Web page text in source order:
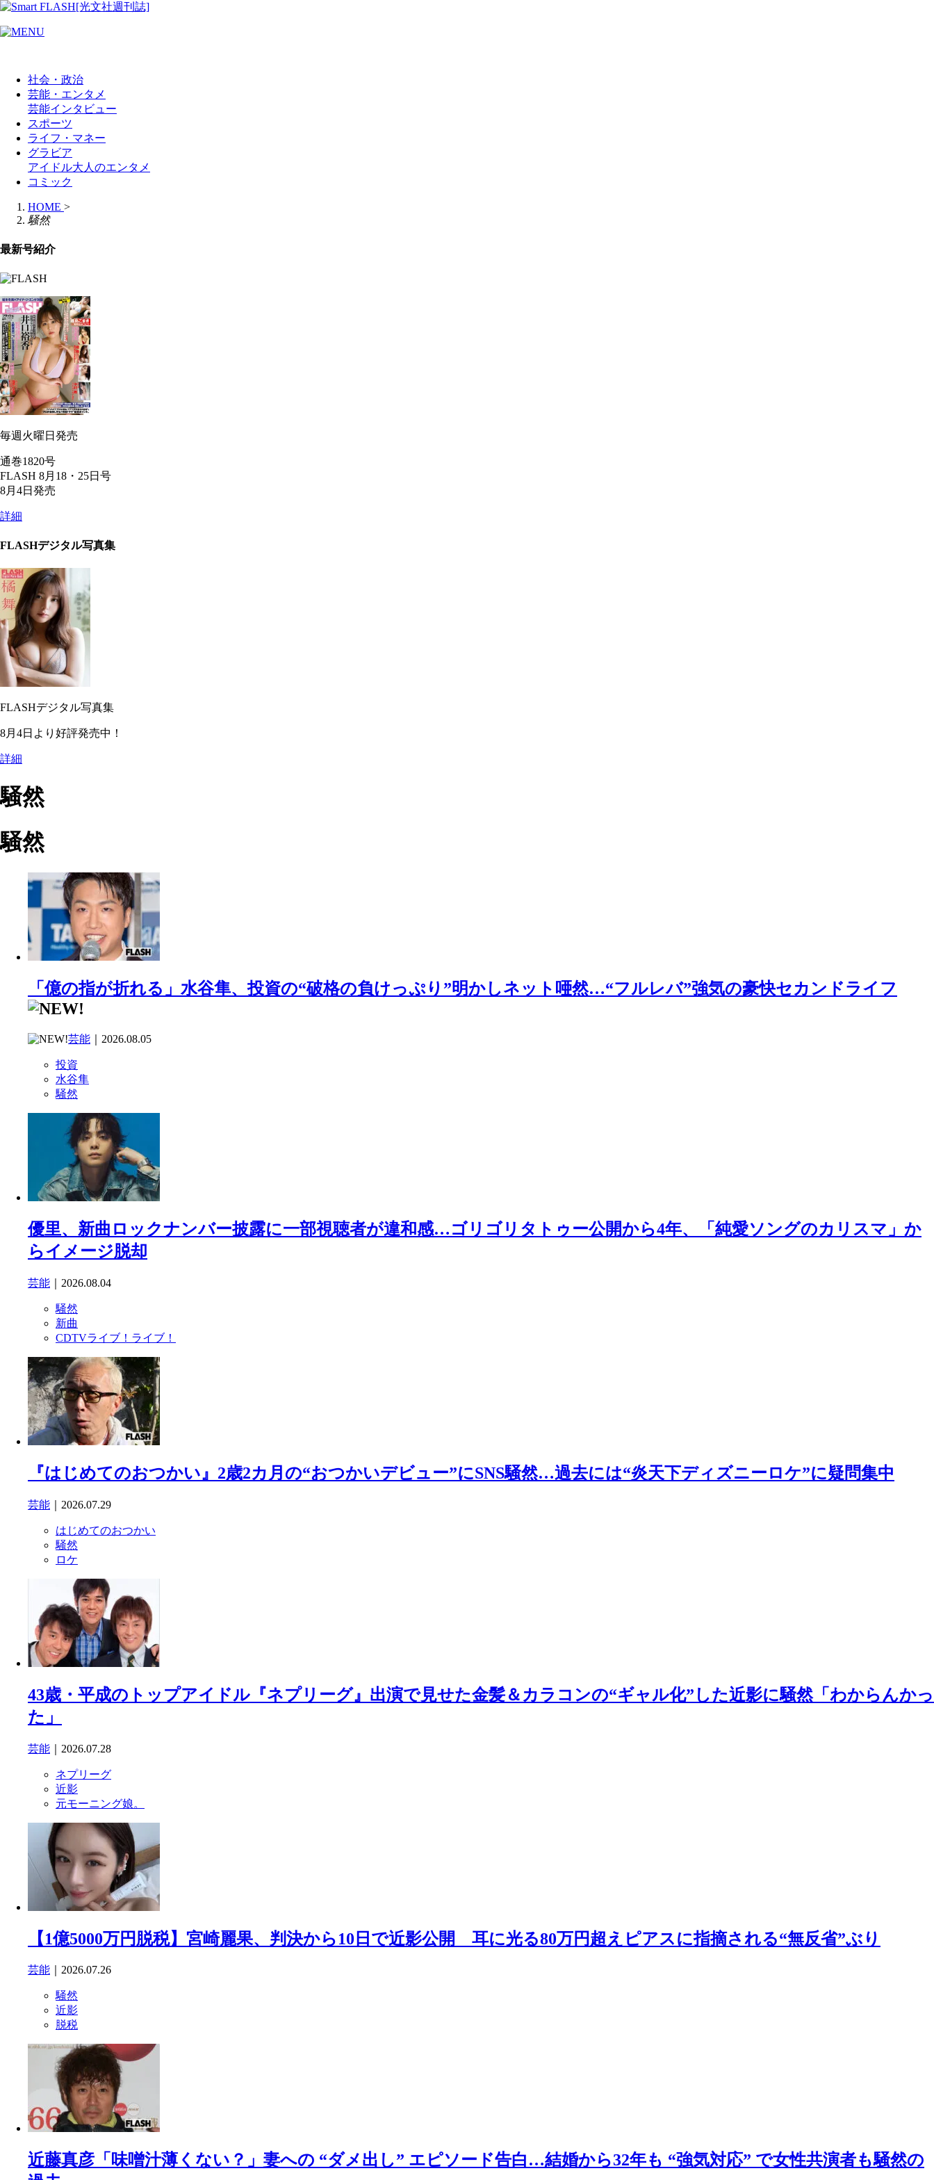
社会・政治
芸能・エンタメ
芸能インタビュー
スポーツ
ライフ・マネー
グラビア
アイドル大人のエンタメ
コミック
HOME >
騒然
最新号紹介
毎週火曜日発売
通巻1820号
FLASH 8月18・25日号
8月4日発売
詳細
FLASHデジタル写真集
FLASHデジタル写真集
8月4日より好評発売中！
詳細
騒然
騒然
「億の指が折れる」水谷隼、投資の“破格の負けっぷり”明かしネット唖然…“フルレバ”強気の豪快セカンドライフ
芸能 ｜2026.08.05
投資
水谷隼
騒然
優里、新曲ロックナンバー披露に一部視聴者が違和感…ゴリゴリタトゥー公開から4年、「純愛ソングのカリスマ」か
らイメージ脱却
芸能 ｜2026.08.04
騒然
新曲
CDTVライブ！ライブ！
『はじめてのおつかい』2歳2カ月の“おつかいデビュー”にSNS騒然…過去には“炎天下ディズニーロケ”に疑問集中
芸能 ｜2026.07.29
はじめてのおつかい
騒然
ロケ
43歳・平成のトップアイドル『ネプリーグ』出演で見せた金髪＆カラコンの“ギャル化”した近影に騒然「わからんかっ
た」
芸能 ｜2026.07.28
ネプリーグ
近影
元モーニング娘。
【1億5000万円脱税】宮崎麗果、判決から10日で近影公開 耳に光る80万円超えピアスに指摘される“無反省”ぶり
芸能 ｜2026.07.26
騒然
近影
脱税
近藤真彦「味噌汁薄くない？」妻への “ダメ出し” エピソード告白…結婚から32年も “強気対応” で女性共演者も騒然の